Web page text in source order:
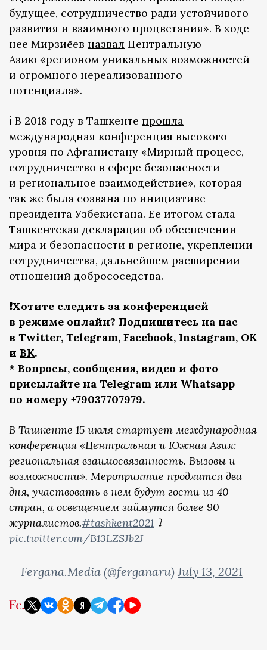
будущее, сотрудничество ради устойчивого
развития и взаимного процветания». В ходе
нее Мирзиёев назвал Центральную
Азию «регионом уникальных возможностей
и огромного нереализованного
потенциала».
ℹ️ В 2018 году в Ташкенте прошла
международная конференция высокого
уровня по Афганистану «Мирный процесс,
сотрудничество в сфере безопасности
и региональное взаимодействие», которая
так же была созвана по инициативе
президента Узбекистана. Ее итогом стала
Ташкентская декларация об обеспечении
мира и безопасности в регионе, укреплении
сотрудничества, дальнейшем расширении
отношений добрососедства.
❗️Хотите следить за конференцией
в режиме онлайн? Подпишитесь на нас
в Twitter, Telegram, Facebook, Instagram, OK
и ВК.
* Вопросы, сообщения, видео и фото
присылайте на Telegram или Whatsapp
по номеру +79037707979.
В Ташкенте 15 июля стартует международная
конференция «Центральная и Южная Азия:
региональная взаимосвязанность. Вызовы и
возможности». Мероприятие продлится два
дня, участвовать в нем будут гости из 40
стран, а освещением займутся более 90
журналистов.#tashkent2021 ⤵️
pic.twitter.com/B13LZSJb2J
— Fergana.Media (@ferganaru)July 13, 2021